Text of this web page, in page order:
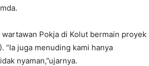
Pokja di Kolut bermain proyek
“Ia juga menuding kami hanya
nyaman,”ujarnya.